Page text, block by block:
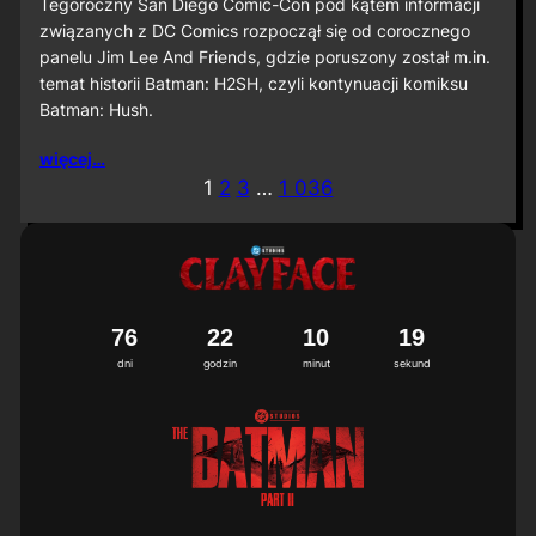
D
C
2
o
w
a
Tegoroczny San Diego Comic-Con pod kątem informacji
związanych z DC Comics rozpoczął się od corocznego
panelu Jim Lee And Friends, gdzie poruszony został m.in.
temat historii Batman: H2SH, czyli kontynuacji komiksu
Batman: Hush.
więcej…
1 2 3 … 1 036
dni
76
godzin
22
minut
10
sekund
16
7